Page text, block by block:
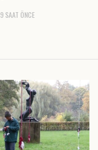
9 SAAT ÖNCE